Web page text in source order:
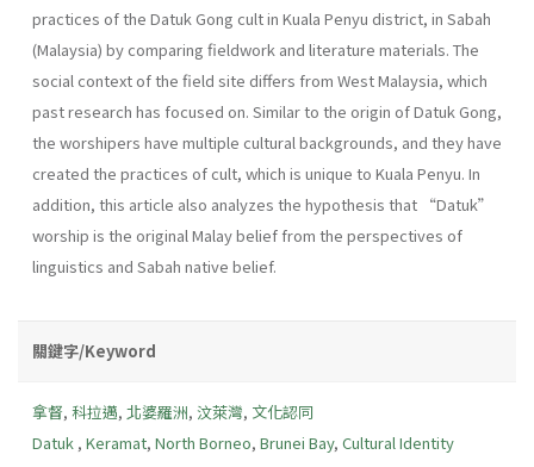
practices of the Datuk Gong cult in Kuala Penyu district, in Sabah
(Malaysia) by comparing fieldwork and literature materials. The
social context of the field site differs from West Malaysia, which
past research has focused on. Similar to the origin of Datuk Gong,
the worshipers have multiple cultural backgrounds, and they have
created the practices of cult, which is unique to Kuala Penyu. In
addition, this article also analyzes the hypothesis that “Datuk”
worship is the original Malay belief from the perspectives of
linguistics and Sabah native belief.
關鍵字/Keyword
拿督, 科拉邁, 北婆羅洲, 汶萊灣, 文化認同
Datuk , Keramat, North Borneo, Brunei Bay, Cultural Identity